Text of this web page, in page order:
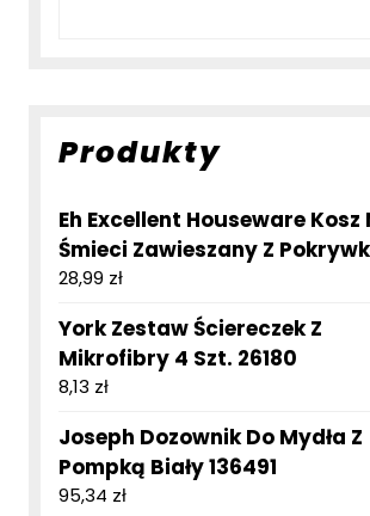
Produkty
Eh Excellent Houseware Kosz
Śmieci Zawieszany Z
28,99 zł
York Zestaw Ściereczek Z
Mikrofibry 4 Szt. 26180
8,13 zł
Joseph Dozownik Do Mydła Z
Pompką Biały 136491
95,34 zł